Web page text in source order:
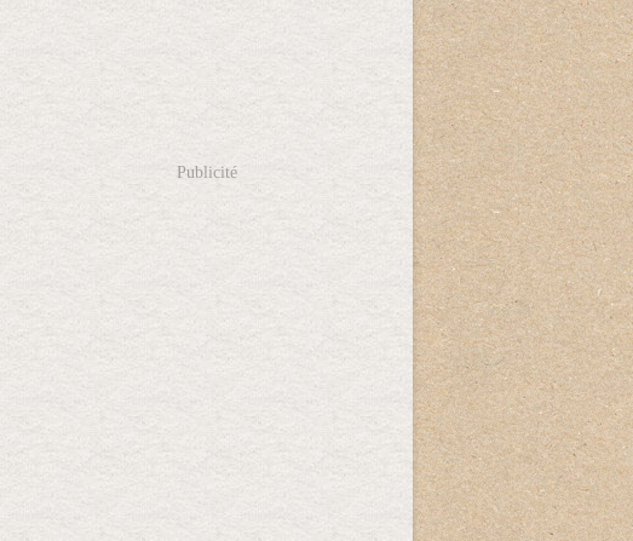
Publicité